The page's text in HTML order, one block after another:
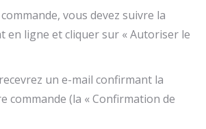
vous devez suivre la
en ligne et cliquer sur « Autoriser le
un e-mail confirmant la
commande (la « Confirmation de